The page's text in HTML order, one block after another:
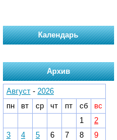
Календарь
Архив
Август - 2026
пн
вт ср чт пт сб
вс
1
2
3
4 5 6 7 8
9